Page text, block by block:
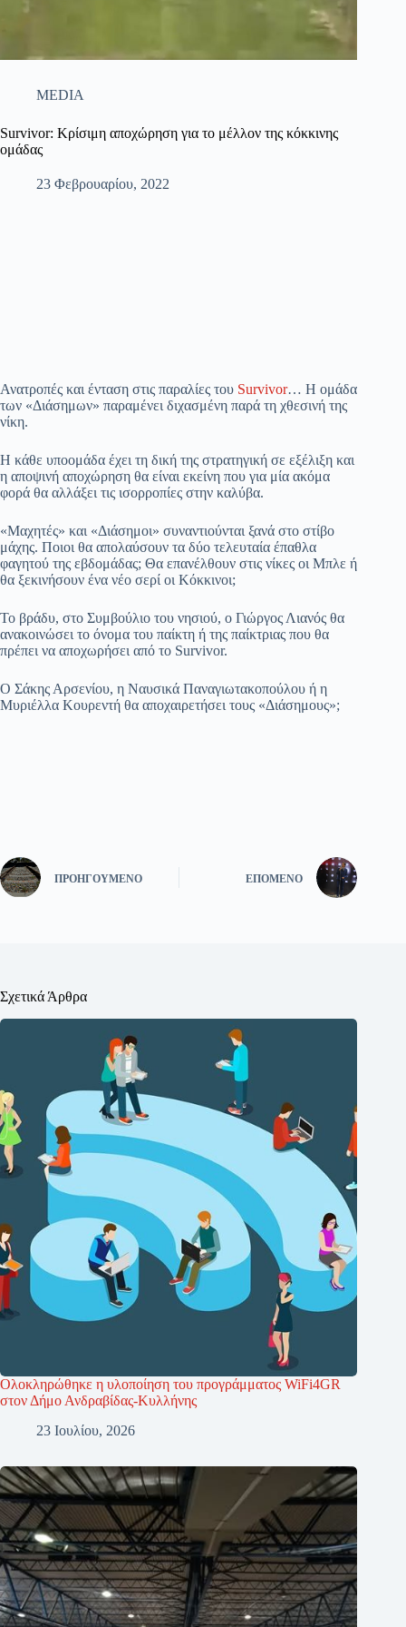
MEDIA
Survivor: Kρίσιμη αποχώρηση για το μέλλον της κόκκινης
ομάδας
23 Φεβρουαρίου, 2022
Ανατροπές και ένταση στις παραλίες του Survivor… Η ομάδα
των «Διάσημων» παραμένει διχασμένη παρά τη χθεσινή της
νίκη.
Η κάθε υποομάδα έχει τη δική της στρατηγική σε εξέλιξη και
η αποψινή αποχώρηση θα είναι εκείνη που για μία ακόμα
φορά θα αλλάξει τις ισορροπίες στην καλύβα.
«Μαχητές» και «Διάσημοι» συναντιούνται ξανά στο στίβο
μάχης. Ποιοι θα απολαύσουν τα δύο τελευταία έπαθλα
φαγητού της εβδομάδας; Θα επανέλθουν στις νίκες οι Μπλε ή
θα ξεκινήσουν ένα νέο σερί οι Κόκκινοι;
Το βράδυ, στο Συμβούλιο του νησιού, ο Γιώργος Λιανός θα
ανακοινώσει το όνομα του παίκτη ή της παίκτριας που θα
πρέπει να αποχωρήσει από το Survivor.
Ο Σάκης Αρσενίου, η Ναυσικά Παναγιωτακοπούλου ή η
Μυριέλλα Κουρεντή θα αποχαιρετήσει τους «Διάσημους»;
ΠΡΟΗΓΟΎΜΕΝΟ ΕΠΌΜΕΝΟ
Σχετικά Άρθρα
Ολοκληρώθηκε η υλοποίηση του προγράμματος WiFi4GR
στον Δήμο Ανδραβίδας-Κυλλήνης
23 Ιουλίου, 2026